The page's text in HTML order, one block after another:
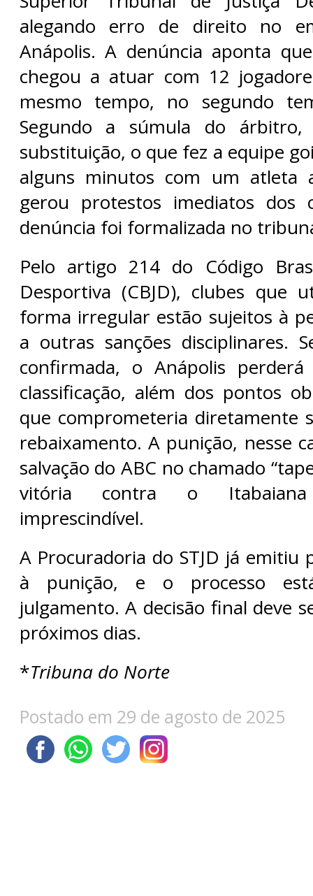
alegando erro de direito no
Anápolis. A denúncia aponta
chegou a atuar com 12
mesmo tempo, no segundo
Segundo a súmula do
substituição, o que fez a equipe
alguns minutos com um atleta
gerou protestos imediatos dos
denúncia foi formalizada no
Pelo artigo 214 do Código
Desportiva (CBJD), clubes que
forma irregular estão sujeitos à
a outras sanções disciplinares.
confirmada, o Anápolis
classificação, além dos pontos
que comprometeria diretamente
rebaixamento. A punição, nesse
salvação do ABC no chamado
vitória contra o
imprescindível.
A Procuradoria do STJD já emitiu
à punição, e o processo
julgamento. A decisão final deve
próximos dias.
*Tribuna do Norte
Postado em 29 de agosto de 2025